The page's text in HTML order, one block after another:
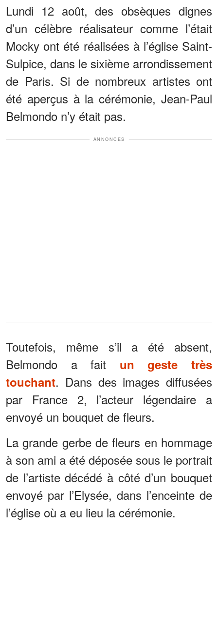
Lundi 12 août, des obsèques dignes
d’un célèbre réalisateur comme l’était
Mocky ont été réalisées à l’église Saint-
Sulpice, dans le sixième arrondissement
de Paris. Si de nombreux artistes ont
été aperçus à la cérémonie, Jean-Paul
Belmondo n’y était pas.
ANNONCES
Toutefois, même s’il a été absent,
Belmondo a fait un geste très
touchant. Dans des images diffusées
par France 2, l’acteur légendaire a
envoyé un bouquet de fleurs.
La grande gerbe de fleurs en hommage
à son ami a été déposée sous le portrait
de l’artiste décédé à côté d’un bouquet
envoyé par l’Elysée, dans l’enceinte de
l’église où a eu lieu la cérémonie.